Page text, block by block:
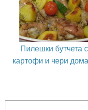
Пилешки бутчета с
картофи и чери